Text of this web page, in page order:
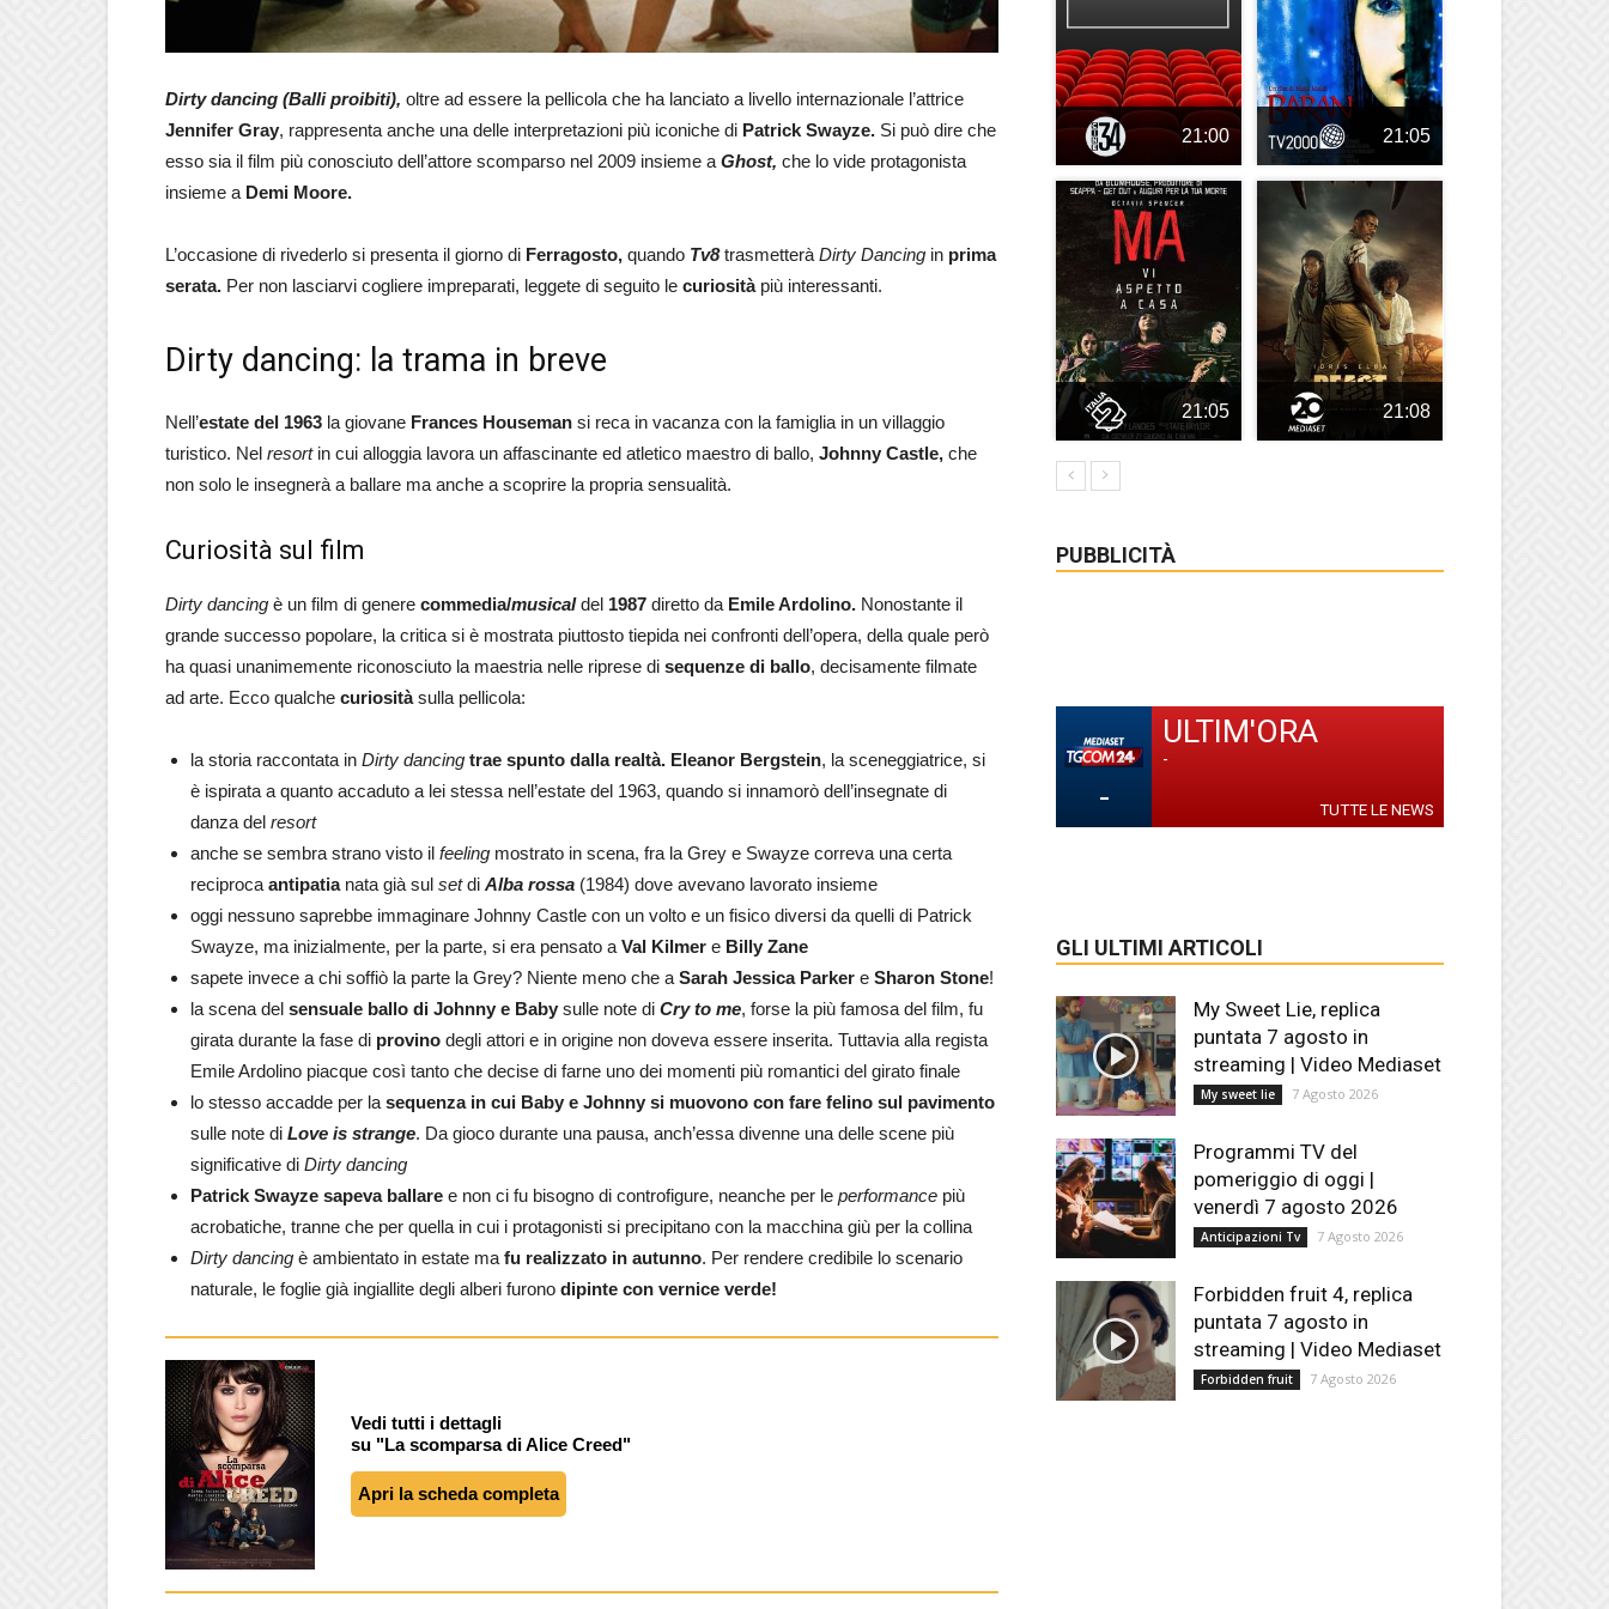
Dirty dancing (Balli proibiti), oltre ad essere la pellicola che ha lanciato a livello internazionale l’attrice
Jennifer Gray, rappresenta anche una delle interpretazioni più iconiche di Patrick Swayze. Si può dire che
esso sia il film più conosciuto dell’attore scomparso nel 2009 insieme a Ghost, che lo vide protagonista
insieme a Demi Moore.
L’occasione di rivederlo si presenta il giorno di Ferragosto, quando Tv8trasmetterà Dirty Dancing in prima
serata. Per non lasciarvi cogliere impreparati, leggete di seguito le curiositàpiù interessanti.
Dirty dancing: la trama in breve
Nell’estate del 1963 la giovane Frances Houseman si reca in vacanza con la famiglia in un villaggio
turistico. Nel resortin cui alloggia lavora un affascinante ed atletico maestro di ballo, Johnny Castle, che
non solo le insegnerà a ballare ma anche a scoprire la propria sensualità.
Curiosità sul film
Dirty dancing è un film di genere commedia/musicaldel 1987 diretto da Emile Ardolino. Nonostante il
grande successo popolare, la critica si è mostrata piuttosto tiepida nei confronti dell’opera, della quale però
ha quasi unanimemente riconosciuto la maestria nelle riprese di sequenze di ballo, decisamente filmate
ad arte. Ecco qualche curiositàsulla pellicola:
la storia raccontata in Dirty dancing trae spunto dalla realtà. Eleanor Bergstein, la sceneggiatrice, si
è ispirata a quanto accaduto a lei stessa nell’estate del 1963, quando si innamorò dell’insegnate di
danza del resort
anche se sembra strano visto il feeling mostrato in scena, fra la Grey e Swayze correva una certa
reciproca antipatianata già sul setdi Alba rossa (1984) dove avevano lavorato insieme
oggi nessuno saprebbe immaginare Johnny Castle con un volto e un fisico diversi da quelli di Patrick
Swayze, ma inizialmente, per la parte, si era pensato a Val Kilmer e Billy Zane
sapete invece a chi soffiò la parte la Grey? Niente meno che a Sarah Jessica Parker e Sharon Stone!
la scena del sensuale ballo di Johnny e Baby sulle note di Cry to me, forse la più famosa del film, fu
girata durante la fase di provino degli attori e in origine non doveva essere inserita. Tuttavia alla regista
Emile Ardolino piacque così tanto che decise di farne uno dei momenti più romantici del girato finale
lo stesso accadde per la sequenza in cui Baby e Johnny si muovono con fare felino sul pavimento
sulle note di Love is strange. Da gioco durante una pausa, anch’essa divenne una delle scene più
significative di Dirty dancing
Patrick Swayze sapeva ballare e non ci fu bisogno di controfigure, neanche per le performance più
acrobatiche, tranne che per quella in cui i protagonisti si precipitano con la macchina giù per la collina
Dirty dancing è ambientato in estate ma fu realizzato in autunno. Per rendere credibile lo scenario
naturale, le foglie già ingiallite degli alberi furono dipinte con vernice verde!
Vedi tutti i dettagli
su "La scomparsa di Alice Creed"
Apri la scheda completa
21:00 21:05
21:05 21:08
PUBBLICITÀ
-
ULTIM'ORA
-
TUTTE LE NEWS
GLI ULTIMI ARTICOLI
My Sweet Lie, replica
puntata 7 agosto in
streaming | Video Mediaset
My sweet lie 7 Agosto 2026
Programmi TV del
pomeriggio di oggi |
venerdì 7 agosto 2026
Anticipazioni Tv 7 Agosto 2026
Forbidden fruit 4, replica
puntata 7 agosto in
streaming | Video Mediaset
Forbidden fruit 7 Agosto 2026